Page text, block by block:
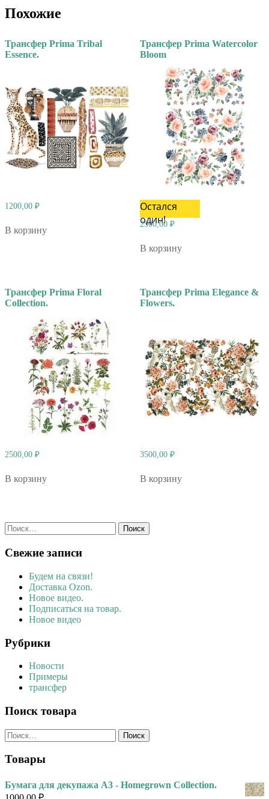
Похожие
Трансфер Prima Tribal
Essence.
1200,00 ₽
В корзину
Трансфер Prima Watercolor
Bloom
Остался
один!
2500,00 ₽
В корзину
Трансфер Prima Floral
Collection.
2500,00 ₽
В корзину
Трансфер Prima Elegance &
Flowers.
3500,00 ₽
В корзину
Найти:
Свежие записи
Будем на связи!
Доставка Ozon.
Новое видео.
Подписаться на товар.
Новое видео
Рубрики
Новости
Примеры
трансфер
Поиск товара
Найти:
Товары
Бумага для декупажа А3 - Homegrown Collection.